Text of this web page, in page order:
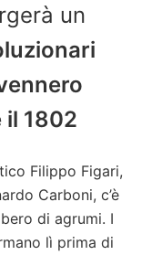
un
il 1802
Filippo Figari,
Carboni, c’è
di agrumi. I
lì prima di